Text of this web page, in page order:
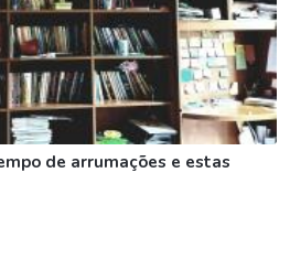
de arrumações e estas